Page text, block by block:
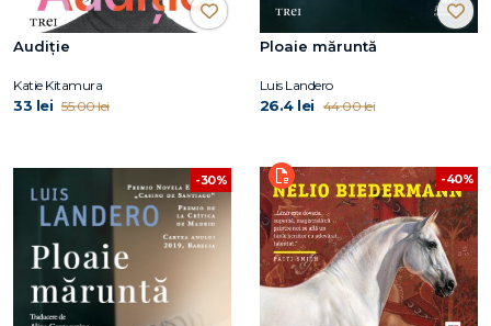
Audiție
Katie Kitamura
33 lei 55.00 lei
Ploaie măruntă
Luis Landero
26.4 lei 44.00 lei
-30% -40%